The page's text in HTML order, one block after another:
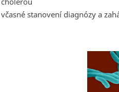
včasné stanovení diagnózy a